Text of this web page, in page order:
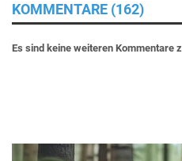
KOMMENTARE (162)
Es sind keine weiteren Kommentare